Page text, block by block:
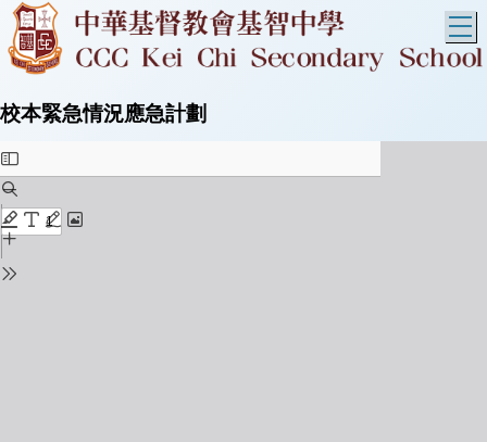
校本緊急情況應急計劃